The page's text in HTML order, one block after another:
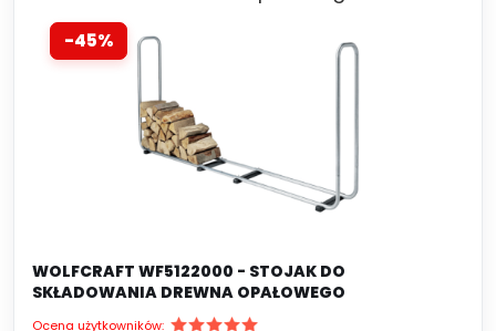
rodzajów stojaków na drewno, w zależności od
potrzeb i preferencji użytkownika.
-45%
WOLFCRAFT WF5122000 - STOJAK DO
SKŁADOWANIA DREWNA OPAŁOWEGO
Ocena użytkowników: